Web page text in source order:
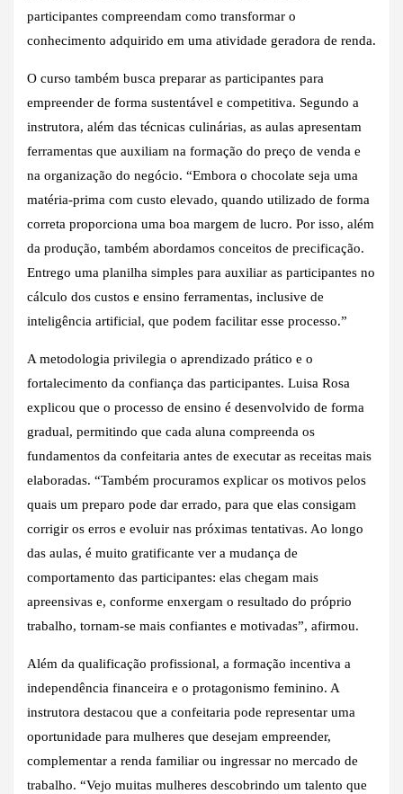
participantes compreendam como transformar o
conhecimento adquirido em uma atividade geradora de renda.
O curso também busca preparar as participantes para
empreender de forma sustentável e competitiva. Segundo a
instrutora, além das técnicas culinárias, as aulas apresentam
ferramentas que auxiliam na formação do preço de venda e
na organização do negócio. “Embora o chocolate seja uma
matéria-prima com custo elevado, quando utilizado de forma
correta proporciona uma boa margem de lucro. Por isso, além
da produção, também abordamos conceitos de precificação.
Entrego uma planilha simples para auxiliar as participantes no
cálculo dos custos e ensino ferramentas, inclusive de
inteligência artificial, que podem facilitar esse processo.”
A metodologia privilegia o aprendizado prático e o
fortalecimento da confiança das participantes. Luisa Rosa
explicou que o processo de ensino é desenvolvido de forma
gradual, permitindo que cada aluna compreenda os
fundamentos da confeitaria antes de executar as receitas mais
elaboradas. “Também procuramos explicar os motivos pelos
quais um preparo pode dar errado, para que elas consigam
corrigir os erros e evoluir nas próximas tentativas. Ao longo
das aulas, é muito gratificante ver a mudança de
comportamento das participantes: elas chegam mais
apreensivas e, conforme enxergam o resultado do próprio
trabalho, tornam-se mais confiantes e motivadas”, afirmou.
Além da qualificação profissional, a formação incentiva a
independência financeira e o protagonismo feminino. A
instrutora destacou que a confeitaria pode representar uma
oportunidade para mulheres que desejam empreender,
complementar a renda familiar ou ingressar no mercado de
trabalho. “Vejo muitas mulheres descobrindo um talento que